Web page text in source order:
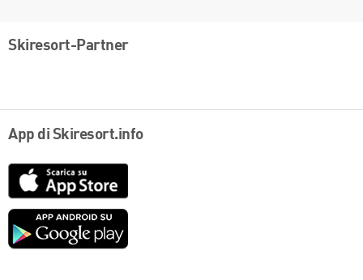
Skiresort-Partner
App di Skiresort.info
Google